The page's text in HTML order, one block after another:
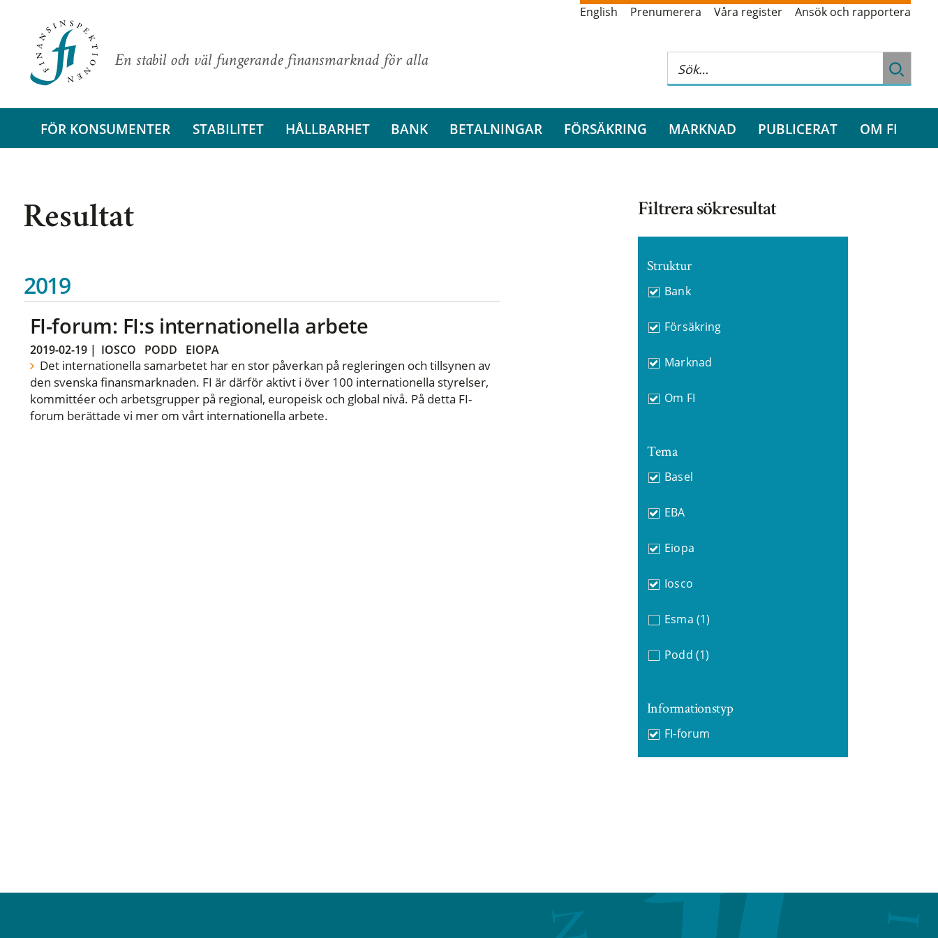
En stabil och väl fungerande finansmarknad för alla
English Prenumerera Våra register Ansök och rapportera
FÖR KONSUMENTER STABILITET HÅLLBARHET BANK BETALNINGAR FÖRSÄKRING MARKNAD PUBLICERAT OM FI
Resultat
2019
FI-forum: FI:s internationella arbete
2019-02-19| IOSCO PODD EIOPA
Det internationella samarbetet har en stor påverkan på regleringen och tillsynen av
den svenska finansmarknaden. FI är därför aktivt i över 100 internationella styrelser,
kommittéer och arbetsgrupper på regional, europeisk och global nivå. På detta FI-
forum berättade vi mer om vårt internationella arbete.
Filtrera sökresultat
Struktur
Bank
Försäkring
Marknad
Om FI
Tema
Basel
EBA
Eiopa
Iosco
Esma (1)
Podd (1)
Informationstyp
FI-forum